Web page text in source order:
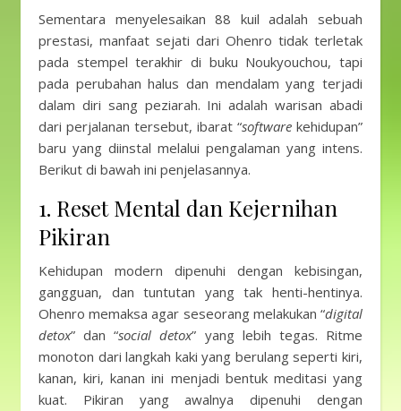
Sementara menyelesaikan 88 kuil adalah sebuah
prestasi, manfaat sejati dari Ohenro tidak terletak
pada stempel terakhir di buku Noukyouchou, tapi
pada perubahan halus dan mendalam yang terjadi
dalam diri sang peziarah. Ini adalah warisan abadi
dari perjalanan tersebut, ibarat “software kehidupan”
baru yang diinstal melalui pengalaman yang intens.
Berikut di bawah ini penjelasannya.
1. Reset Mental dan Kejernihan
Pikiran
Kehidupan modern dipenuhi dengan kebisingan,
gangguan, dan tuntutan yang tak henti-hentinya.
Ohenro memaksa agar seseorang melakukan “digital
detox” dan “social detox” yang lebih tegas. Ritme
monoton dari langkah kaki yang berulang seperti kiri,
kanan, kiri, kanan ini menjadi bentuk meditasi yang
kuat. Pikiran yang awalnya dipenuhi dengan